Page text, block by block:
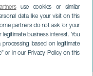
use cookies or similar
data like your visit on this
partners do not ask for your
business interest. You
based on legitimate
or in our Privacy Policy on this
los